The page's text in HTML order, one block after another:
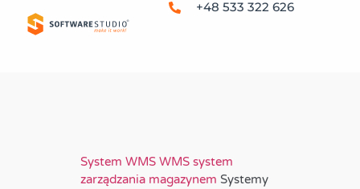
+48 533 322 626
System WMS WMS system
zarządzania magazynem Systemy